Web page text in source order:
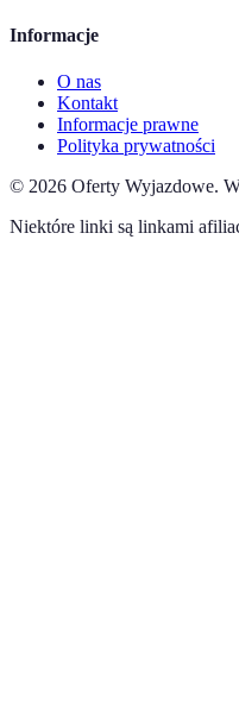
Informacje
O nas
Kontakt
Informacje prawne
Polityka prywatności
© 2026 Oferty Wyjazdowe.
Niektóre linki są linkami